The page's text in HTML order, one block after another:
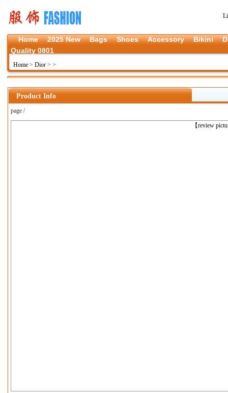
Home 2025 New Bags Shoes Accessory Bikini
Quality 0801
Home > Dior > >
Product Info
page /
【review
上一张